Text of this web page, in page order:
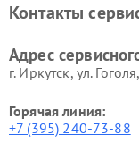
Контакты
Адрес
г. Иркутск, ул.
Горячая линия:
+7 (395) 240-73-88